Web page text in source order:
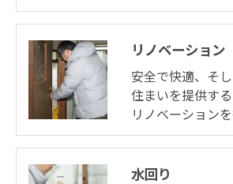
リノベーション
安全で快適、そ
住まいを提供す
リノベーション
水回り